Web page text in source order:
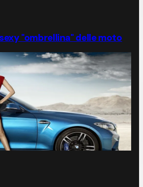
"ombrellina" delle moto